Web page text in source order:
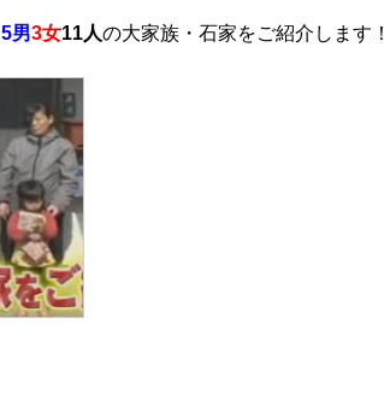
5男3女11人の大家族・石家をご紹介します！